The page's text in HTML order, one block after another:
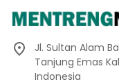
Jl. Sultan Alam
Tanjung Emas
Indonesia